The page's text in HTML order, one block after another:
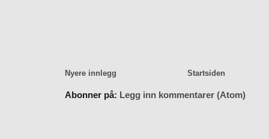
Nyere innlegg Startsiden
Abonner på: Legg inn kommentarer (Atom)